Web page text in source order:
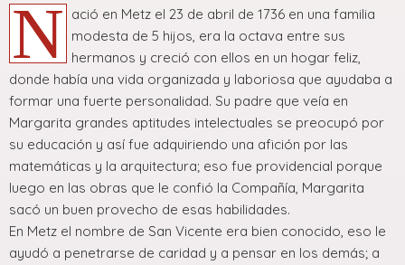
N ació en Metz el 23 de abril de 1736 en una familia
modesta de 5 hijos, era la octava entre sus
hermanos y creció con ellos en un hogar feliz,
donde había una vida organizada y laboriosa que ayudaba a
formar una fuerte personalidad. Su padre que veía en
Margarita grandes aptitudes intelectuales se preocupó por
su educación y así fue adquiriendo una afición por las
matemáticas y la arquitectura; eso fue providencial porque
luego en las obras que le confió la Compañía, Margarita
sacó un buen provecho de esas habilidades.
En Metz el nombre de San Vicente era bien conocido, eso le
ayudó a penetrarse de caridad y a pensar en los demás; a